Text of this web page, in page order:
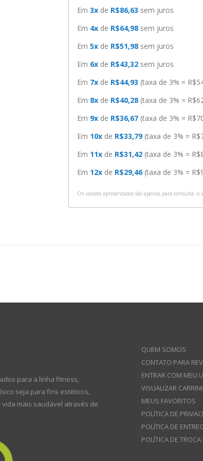
Em3x de R$86,63 sem juros
Em 4x de R$64,98 sem juros
Em5x de R$51,98 sem juros
Em 6x de R$43,32 sem juros
Em 7x de R$44,93 (taxa de 3% =
Em 8x de R$40,28 (taxa de 3% =
Em 9x de R$36,67 (taxa de 3% =
Em 10x de R$33,79 (taxa de 3% =
Em 11x de R$31,42 (taxa de 3% =
Em 12x de R$29,46 (taxa de 3% =
Os valores apresentados são apenas para consulta,
para a linha fitness,
seja para fins estéticos,
mais saudável através de
QUEM SOMOS
CONTATO PARA
ENTRAR COM MEU
VISUALIZAR
MEUS FAVORITOS
POLÍTICA DE
POLÍTICA DE
POLÍTICA DE